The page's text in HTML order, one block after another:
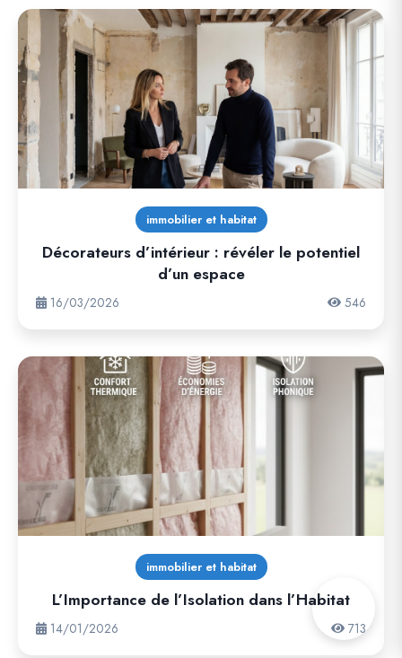
immobilier et habitat
Décorateurs d’intérieur : révéler le potentiel
d’un espace
16/03/2026 546
immobilier et habitat
L’Importance de l’Isolation dans l’Habitat
14/01/2026 713